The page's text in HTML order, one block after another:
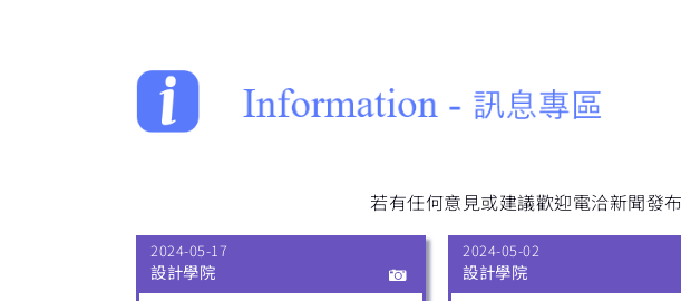
若有任何意見或建議歡迎電洽新聞
2024-05-17
設計學院
2024-05-02
設計學院